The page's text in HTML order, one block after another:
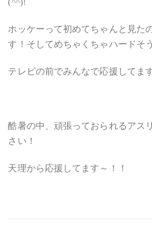
ホッケーって初めてちゃんと見た
す！そしてめちゃくちゃハードそ
テレビの前でみんなで応援してま
酷暑の中、頑張っておられるアス
さい！
天理から応援してます～！！